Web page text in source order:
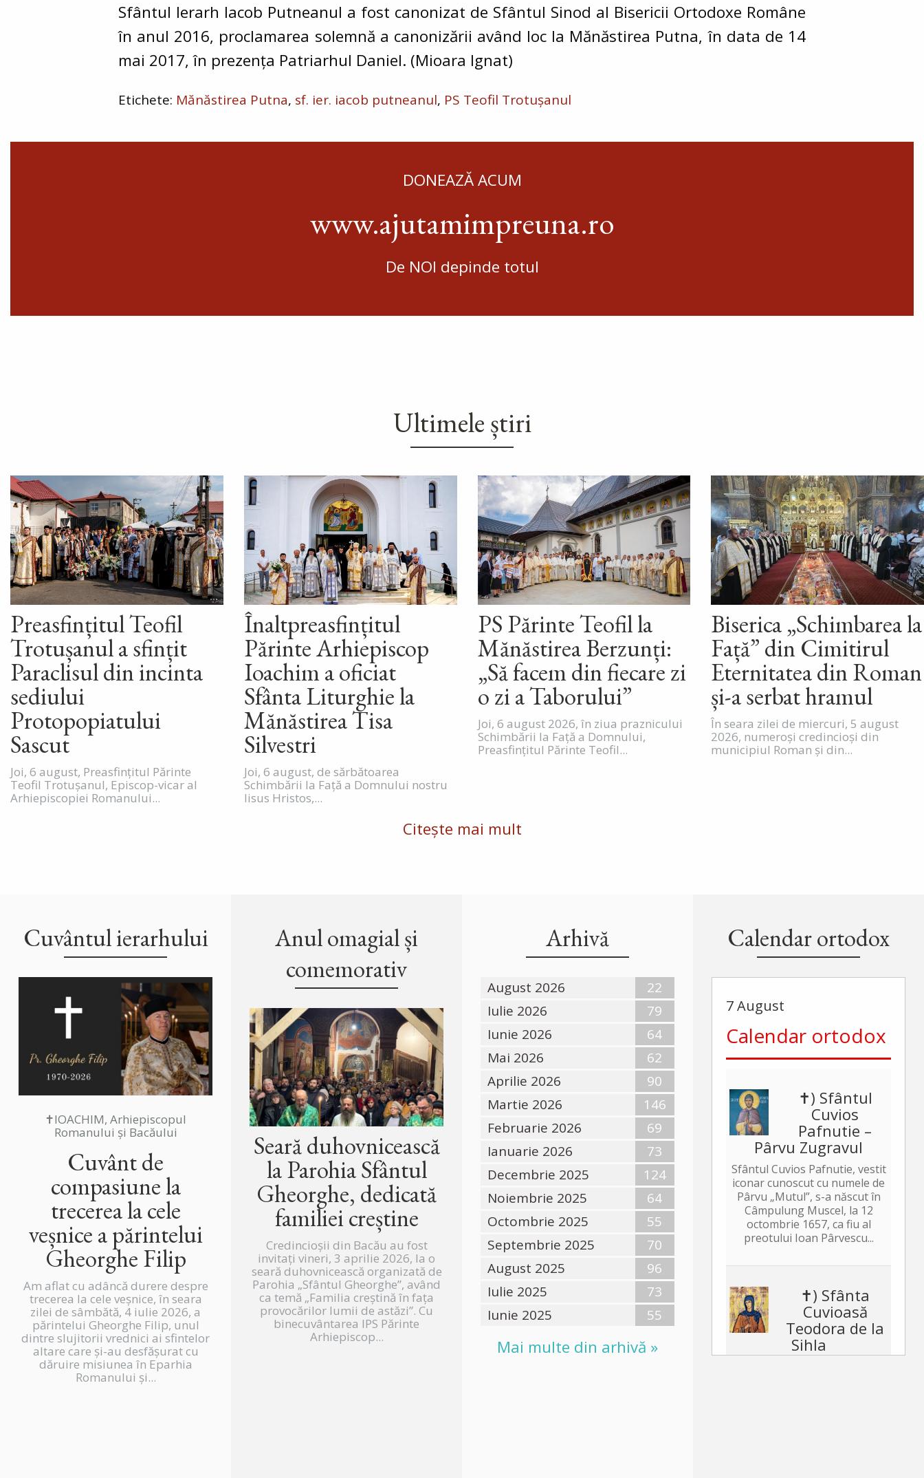
Sfântul Ierarh Iacob Putneanul a fost canonizat de Sfântul Sinod al Bisericii Ortodoxe Române
în anul 2016, proclamarea solemnă a canonizării având loc la Mănăstirea Putna, în data de 14
mai 2017, în prezența Patriarhul Daniel. (Mioara Ignat)
Mănăstirea Putna sf. ier. iacob putneanul PS Teofil Trotușanul
DONEAZĂ ACUM
www.ajutamimpreuna.ro
De NOI depinde totul
Ultimele știri
Preasfințitul Teofil
Trotușanul a sfințit
Paraclisul din incinta
sediului
Protopopiatului
Sascut
Joi, 6 august, Preasfințitul Părinte
Teofil Trotușanul, Episcop-vicar al
Arhiepiscopiei Romanului...
Înaltpreasfințitul
Părinte Arhiepiscop
Ioachim a oficiat
Sfânta Liturghie la
Mănăstirea Tisa
Silvestri
Joi, 6 august, de sărbătoarea
Schimbării la Față a Domnului nostru
Iisus Hristos,...
PS Părinte Teofil la
Mănăstirea Berzunți:
„Să facem din fiecare zi
o zi a Taborului”
Joi, 6 august 2026, în ziua praznicului
Schimbării la Față a Domnului,
Preasfințitul Părinte Teofil...
Biserica „Schimbarea la
Față” din Cimitirul
Eternitatea din Roman
și-a serbat hramul
În seara zilei de miercuri, 5 august
2026, numeroși credincioși din
municipiul Roman și din...
Citește mai mult
Cuvântul ierarhului
✝IOACHIM, Arhiepiscopul
Romanului și Bacăului
Cuvânt de
compasiune la
trecerea la cele
veșnice a părintelui
Gheorghe Filip
Am aflat cu adâncă durere despre
trecerea la cele veșnice, în seara
zilei de sâmbătă, 4 iulie 2026, a
părintelui Gheorghe Filip, unul
dintre slujitorii vrednici ai sfintelor
altare care și-au desfășurat cu
dăruire misiunea în Eparhia
Romanului și...
Anul omagial și
comemorativ
Seară duhovnicească
la Parohia Sfântul
Gheorghe, dedicată
familiei creștine
Credincioșii din Bacău au fost
invitați vineri, 3 aprilie 2026, la o
seară duhovnicească organizată de
Parohia „Sfântul Gheorghe”, având
ca temă „Familia creștină în fața
provocărilor lumii de astăzi”. Cu
binecuvântarea IPS Părinte
Arhiepiscop...
Arhivă
August 2026
22
Iulie 2026
79
Iunie 2026
64
Mai 2026
62
Aprilie 2026
90
Martie 2026
146
Februarie 2026
69
Ianuarie 2026
73
Decembrie 2025
124
Noiembrie 2025
64
Octombrie 2025
55
Septembrie 2025
70
August 2025
96
Iulie 2025
73
Iunie 2025
55
Mai multe din arhivă »
Calendar ortodox
7 August
Calendar ortodox
✝) Sfântul
Cuvios
Pafnutie –
Pârvu Zugravul
Sfântul Cuvios Pafnutie, vestit
iconar cunoscut cu numele de
Pârvu „Mutul”, s-a născut în
Câmpulung Muscel, la 12
octombrie 1657, ca fiu al
preotului Ioan Pârvescu...
✝) Sfânta
Cuvioasă
Teodora de la
Sihla